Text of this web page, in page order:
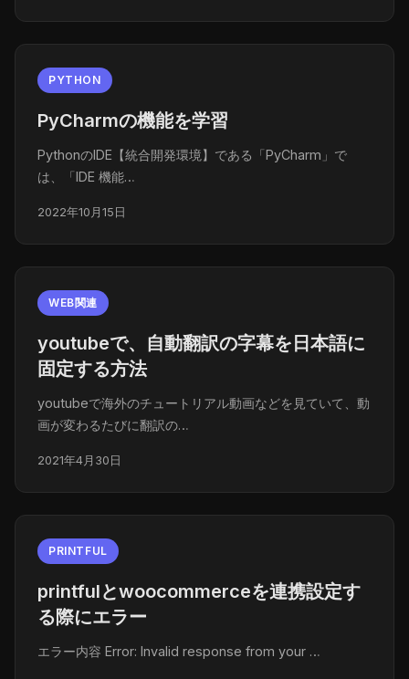
PYTHON
PyCharmの機能を学習
PythonのIDE【統合開発環境】である「PyCharm」で
は、「IDE 機能…
2022年10月15日
WEB関連
youtubeで、自動翻訳の字幕を日本語に
固定する方法
youtubeで海外のチュートリアル動画などを見ていて、動
画が変わるたびに翻訳の…
2021年4月30日
PRINTFUL
printfulとwoocommerceを連携設定す
る際にエラー
エラー内容 Error: Invalid response from your …